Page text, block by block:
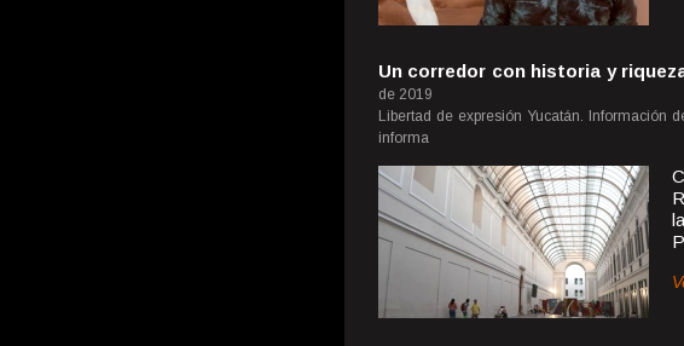
Un corredor con historia y
de 2019
Libertad de expresión Yucatán. Información
informa